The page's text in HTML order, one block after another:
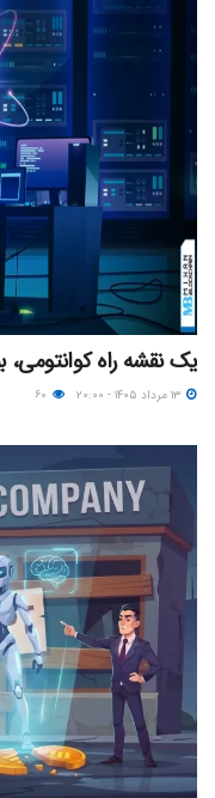
یک نقشه راه کوانتومی،